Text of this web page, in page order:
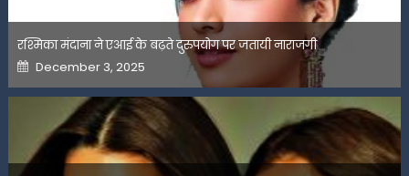
रश्मिका मंदाना ने एआई के बढ़ते दुरुपयोग पर जतायी नाराजगी
Posted
on
December 3, 2025